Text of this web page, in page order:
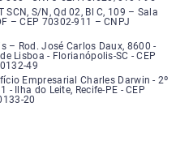
Setor Comercial Norte, sem
S/N, Qd 02, Bl C, 109 – Sala
– CEP 70302-911 – CNPJ
Rodovia José Carlos, número
– Rod. José Carlos Daux, 8600 -
Lisboa - Florianópolis-SC - CEP
49
Edifício Empresarial Charles Darwin,
Empresarial Charles Darwin - 2º
- Ilha do Leite, Recife-PE - CEP
20